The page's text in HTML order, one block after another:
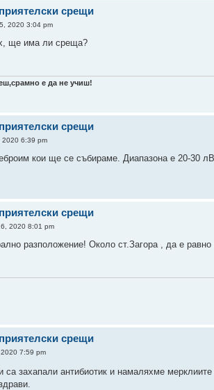
срещи
2020 3:04 pm
ще има ли среща?
е да не учиш!
срещи
2020 6:39 pm
кои ще се събираме. Диапазона е 20-30
срещи
2020 8:01 pm
разположение! Около ст.Загора , да е равно
срещи
7:59 pm
са захапали антибиотик и намаляхме мерклиите